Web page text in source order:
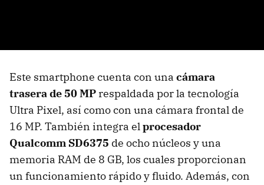
Este smartphone cuenta con una cámara
trasera de 50 MP respaldada por la tecnología
Ultra Pixel, así como con una cámara frontal de
16 MP. También integra elprocesador
Qualcomm SD6375 de ocho núcleos y una
memoria RAM de 8 GB, los cuales proporcionan
un funcionamiento rápido y fluido. Además, con